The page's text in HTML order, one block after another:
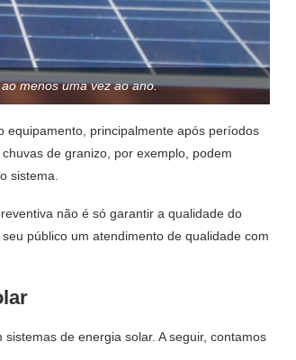
menos uma vez ao ano.
equipamento, principalmente após períodos
de granizo, por exemplo, podem
sistema.
não é só garantir a qualidade do
público um atendimento de qualidade com
de energia solar. A seguir, contamos